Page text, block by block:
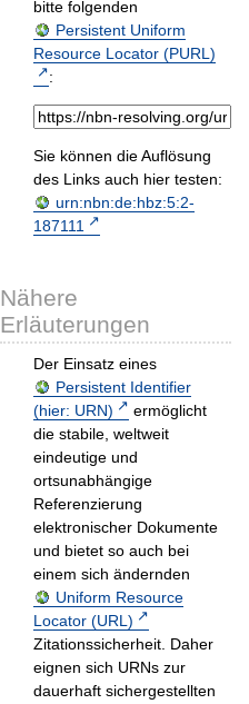
bitte folgenden
Persistent Uniform
Resource Locator (PURL)
:
Sie können die Auflösung
des Links auch hier testen:
urn:nbn:de:hbz:5:2-
187111
Nähere
Erläuterungen
Der Einsatz eines
Persistent Identifier
(hier: URN)
ermöglicht
die stabile, weltweit
eindeutige und
ortsunabhängige
Referenzierung
elektronischer Dokumente
und bietet so auch bei
einem sich ändernden
Uniform Resource
Locator (URL)
Zitationssicherheit. Daher
eignen sich URNs zur
dauerhaft sichergestellten